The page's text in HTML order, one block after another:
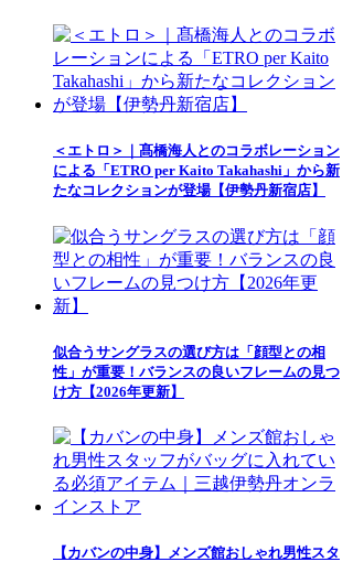
＜エトロ＞｜髙橋海人とのコラボレーション
による「ETRO per Kaito Takahashi」から新
たなコレクションが登場【伊勢丹新宿店】
似合うサングラスの選び方は「顔型との相
性」が重要！バランスの良いフレームの見つ
け方【2026年更新】
【カバンの中身】メンズ館おしゃれ男性スタ